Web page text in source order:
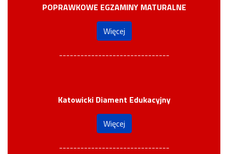
POPRAWKOWE EGZAMINY MATURALNE
Więcej
-------------------------------
Katowicki Diament Edukacyjny
Więcej
-------------------------------